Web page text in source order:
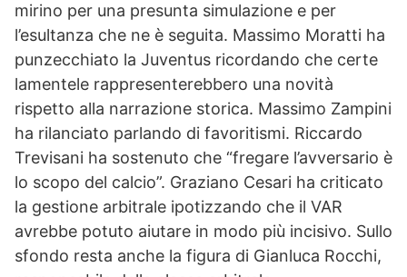
mirino per una presunta simulazione e per
l’esultanza che ne è seguita. Massimo Moratti ha
punzecchiato la Juventus ricordando che certe
lamentele rappresenterebbero una novità
rispetto alla narrazione storica. Massimo Zampini
ha rilanciato parlando di favoritismi. Riccardo
Trevisani ha sostenuto che “fregare l’avversario è
lo scopo del calcio”. Graziano Cesari ha criticato
la gestione arbitrale ipotizzando che il VAR
avrebbe potuto aiutare in modo più incisivo. Sullo
sfondo resta anche la figura di Gianluca Rocchi,